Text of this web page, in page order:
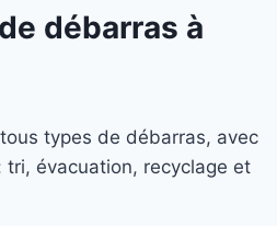
débarras à
types de débarras, avec
tri, évacuation, recyclage et